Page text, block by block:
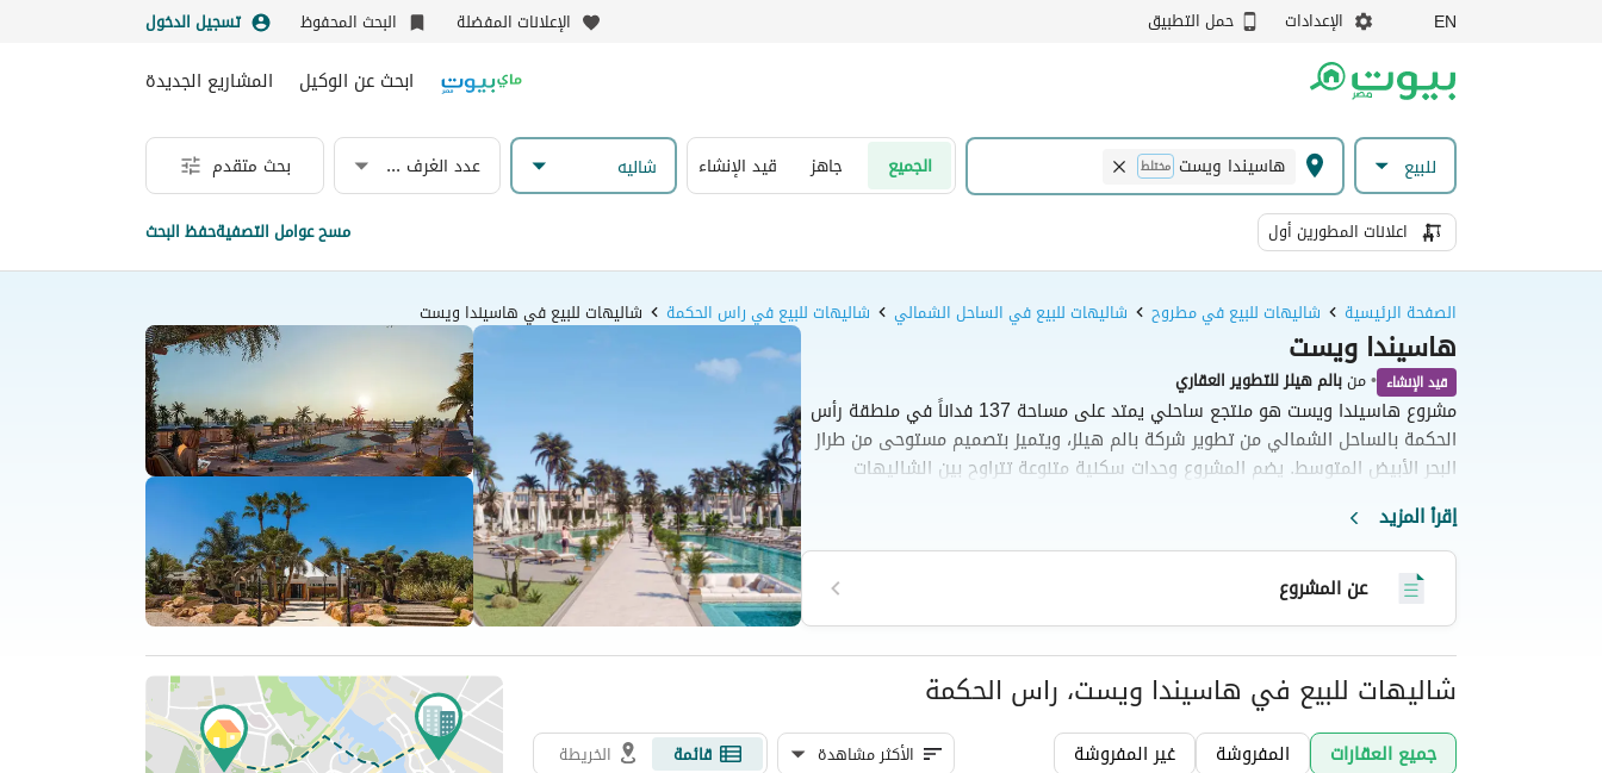
EN الإعدادات حمل التطبيق الإعلانات المفضلة البحث المحفوظ تسجيل الدخول
ابحث عن الوكيل المشاريع الجديدة
للبيع هاسيندا ويست مختلط الجميع جاهز قيد الإنشاء شاليه عدد الغرف & الحمامات بحث متقدم
اعلانات المطورين أول مسح عوامل التصفيةحفظ البحث
الصفحة الرئيسية شاليهات للبيع في مطروح شاليهات للبيع في الساحل الشمالي شاليهات للبيع في راس الحكمة شاليهات للبيع في هاسيندا ويست
هاسيندا ويست
قيد الإنشاء •منبالم هيلز للتطوير العقاري
مشروع هاسيندا ويست هو منتجع ساحلي يمتد على مساحة 137 فداناً في منطقة رأس
الحكمة بالساحل الشمالي من تطوير شركة بالم هيلز، ويتميز بتصميم مستوحى من طراز
البحر الأبيض المتوسط. يضم المشروع وحدات سكنية متنوعة تتراوح بين الشاليهات
خاصاً. يهدف المنتجع إلى توفير بيئة صيفية هادئة ومنخفضة الكثافة مع موقع
استراتيجي يسهل الوصول منه إلى الطرق الرئيسية والمعالم الحيوية بالمنطقة.
إقرأ المزيد
عن المشروع
عقارات
شاليهات للبيع في هاسيندا ويست، راس الحكمة
جميع العقارات المفروشة غير المفروشة الأكثر مشاهدة قائمة الخريطة